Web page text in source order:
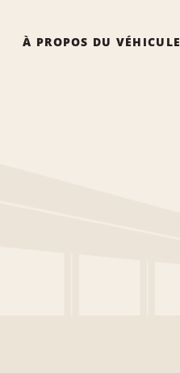
À PROPOS DU VÉHICULE